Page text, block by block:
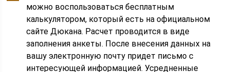
можно воспользоваться бесплатным
калькулятором, который есть на официальном
сайте Дюкана. Расчет проводится в виде
заполнения анкеты. После внесения данных на
вашу электронную почту придет письмо с
интересующей информацией. Усредненные